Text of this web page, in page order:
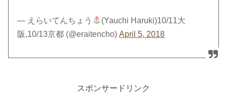
— えらいてんちょう
(Yauchi Haruki)10/11大
阪,10/13京都 (@eraitencho)April 5, 2018
スポンサードリンク